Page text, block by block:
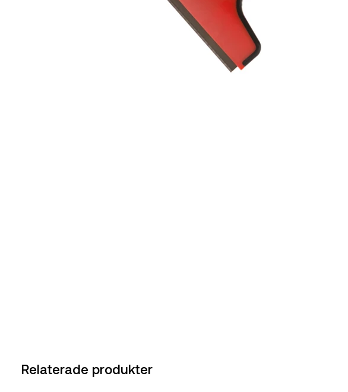
Relaterade produkter